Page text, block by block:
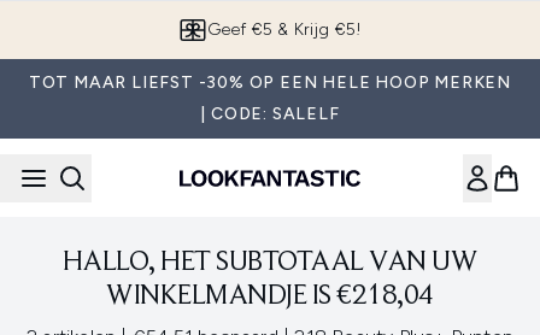
Geef €5 & Krijg €5!
TOT MAAR LIEFST -30% OP EEN HELE HOOP MERKEN
| CODE: SALELF
HALLO, HET SUBTOTAAL VAN UW
WINKELMANDJE IS €218,04